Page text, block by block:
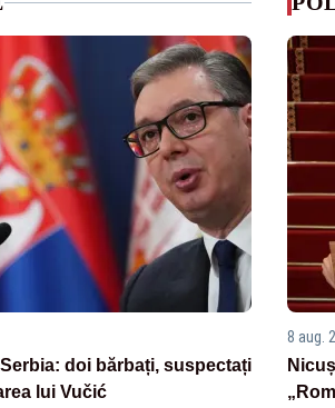
doi bărbați, suspectați
lui Vučić
8 aug.